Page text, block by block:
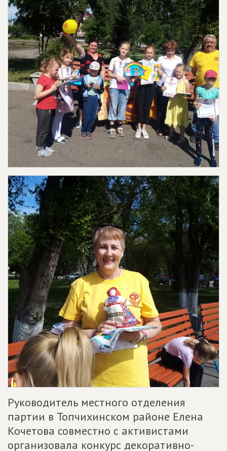
Руководитель местного отделения
партии в Топчихинском районе Елена
Кочетова совместно с активистами
организовала конкурс декоративно-